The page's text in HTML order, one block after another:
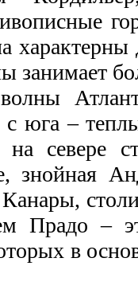
занимает
с юга –
севере
знойная
Прадо –
в